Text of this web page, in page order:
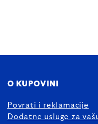
O KUPOVINI
Povrati i reklamacije
Dodatne usluge za